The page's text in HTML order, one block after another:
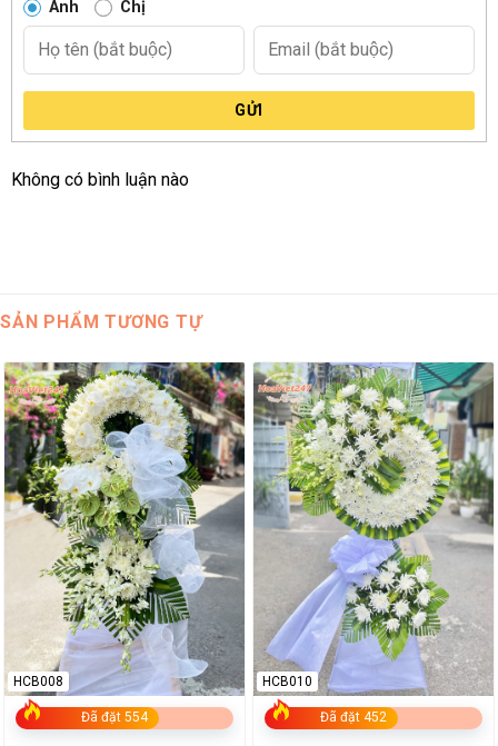
Anh Chị
GỬI
Không có bình luận nào
SẢN PHẨM TƯƠNG TỰ
Đã đặt 554
HCB008
Đã đặt 452
HCB010